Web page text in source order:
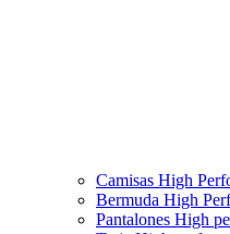
Camisas High
Bermuda High
Pantalones High